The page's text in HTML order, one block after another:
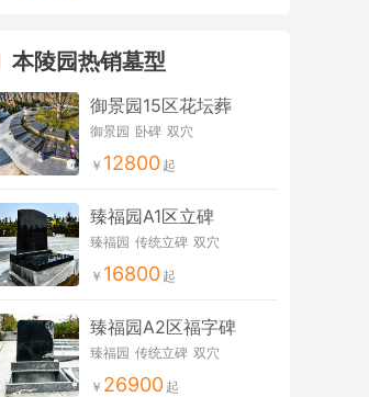
本陵园热销墓型
御景园15区花坛葬
御景园 卧碑 双穴
12800
臻福园A1区立碑
臻福园 传统立碑 双穴
16800
臻福园A2区福字碑
臻福园 传统立碑 双穴
26900